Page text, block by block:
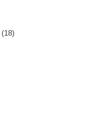
(18)